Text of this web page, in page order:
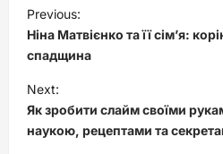
o
s
t
n
a
Previous:
Ніна Матвієнко та її сім’я:
спадщина
Next:
Як зробити слайм своїми
наукою, рецептами та